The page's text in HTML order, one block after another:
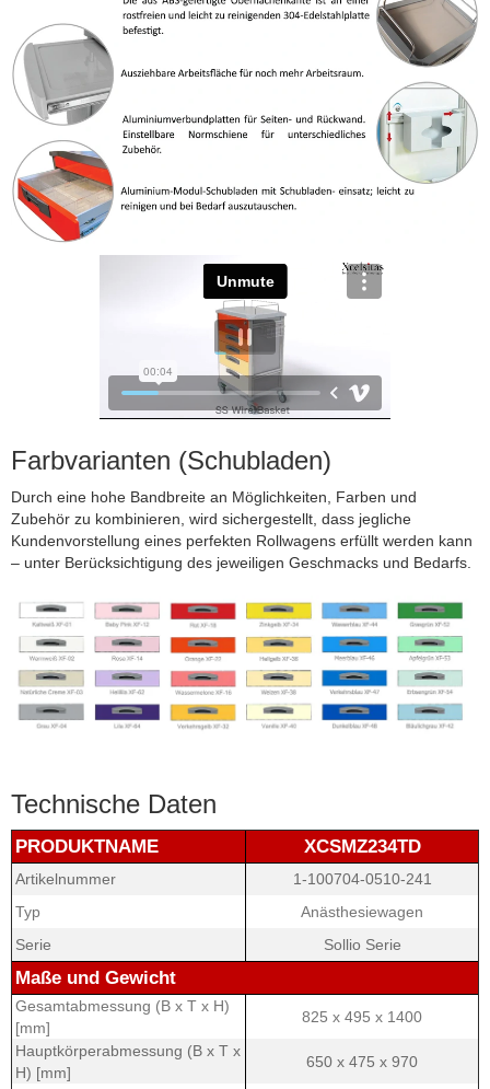
Farbvarianten (Schubladen)
Durch eine hohe Bandbreite an Möglichkeiten, Farben und
Zubehör zu kombinieren, wird sichergestellt, dass jegliche
Kundenvorstellung eines perfekten Rollwagens erfüllt werden kann
– unter Berücksichtigung des jeweiligen Geschmacks und Bedarfs.
Technische Daten
PRODUKTNAME XCSMZ234TD
Artikelnummer
1-100704-0510-241
Typ
Anästhesiewagen
Serie
Sollio Serie
Maße und Gewicht
Gesamtabmessung (B x T x H)
[mm]
825 x 495 x 1400
Hauptkörperabmessung (B x T x
H) [mm]
650 x 475 x 970